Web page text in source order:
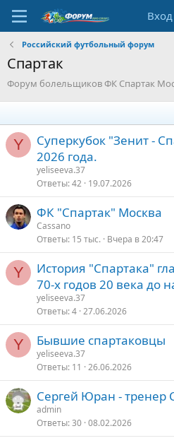
Вход
Российский футбольный форум
Спартак
Форум болельщиков ФК Спартак
Y
Суперкубок "Зенит -
2026 года.
yeliseeva.37
Ответы 42 19.07.2026
ФК "Спартак" Москва
Cassano
Ответы 15 тыс. Вчера в 20:47
Y
История "Спартака"
70-х годов 20 века до
yeliseeva.37
Ответы 4 27.06.2026
Y Бывшие спартаковцы
yeliseeva.37
Ответы 11 26.06.2026
Сергей Юран - тренер
admin
Ответы 30 08.02.2026